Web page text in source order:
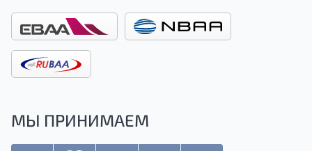
МЫ ПРИНИМАЕМ